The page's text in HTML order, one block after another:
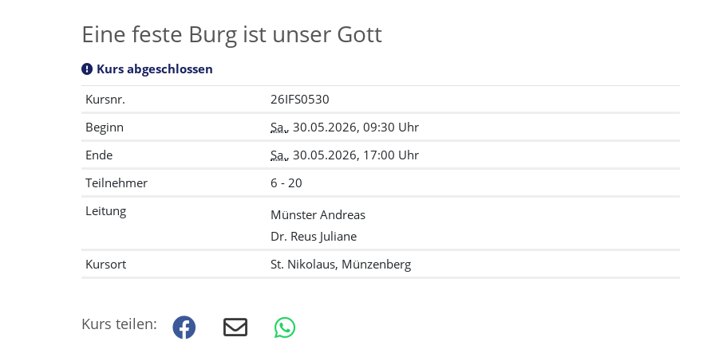
Eine feste Burg ist unser Gott
Kurs abgeschlossen
Kursnr.
26IFS0530
Beginn
Sa., 30.05.2026, 09:30 Uhr
Ende
Sa., 30.05.2026, 17:00 Uhr
Teilnehmer
6 - 20
Leitung
Münster Andreas
Dr. Reus Juliane
Kursort
St. Nikolaus, Münzenberg
Kurs teilen: